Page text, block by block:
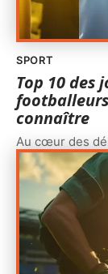
SPORT
Top 10 des
connaître
Au cœur des